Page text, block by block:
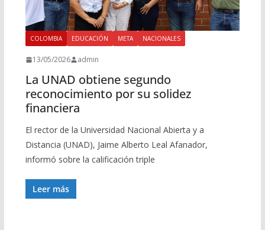
COLOMBIA EDUCACIÓN META NACIONALES
13/05/2026 admin
La UNAD obtiene segundo
reconocimiento por su solidez
financiera
El rector de la Universidad Nacional Abierta y a
Distancia (UNAD), Jaime Alberto Leal Afanador,
informó sobre la calificación triple
Leer más